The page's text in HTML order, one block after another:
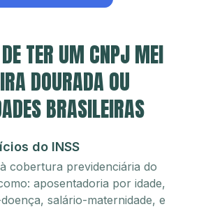
TER UM CNPJ MEI
DOURADA OU
BRASILEIRAS
do INSS
cobertura previdenciária do
aposentadoria por idade,
salário-maternidade, e